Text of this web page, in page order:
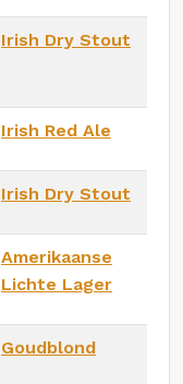
Irish Dry Stout
Irish Red Ale
Irish Dry Stout
Amerikaanse
Lichte Lager
Goudblond